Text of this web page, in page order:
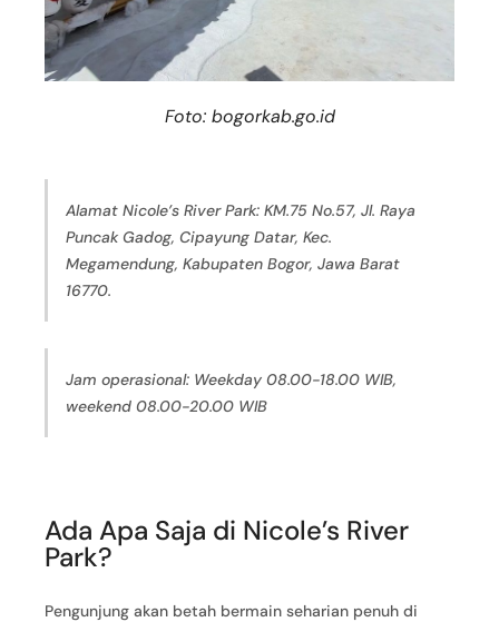
Foto: bogorkab.go.id
Alamat Nicole’s River Park: KM.75 No.57, Jl. Raya
Puncak Gadog, Cipayung Datar, Kec.
Megamendung, Kabupaten Bogor, Jawa Barat
16770.
Jam operasional: Weekday 08.00-18.00 WIB,
weekend 08.00-20.00 WIB
Ada Apa Saja di Nicole’s River
Park?
Pengunjung akan betah bermain seharian penuh di